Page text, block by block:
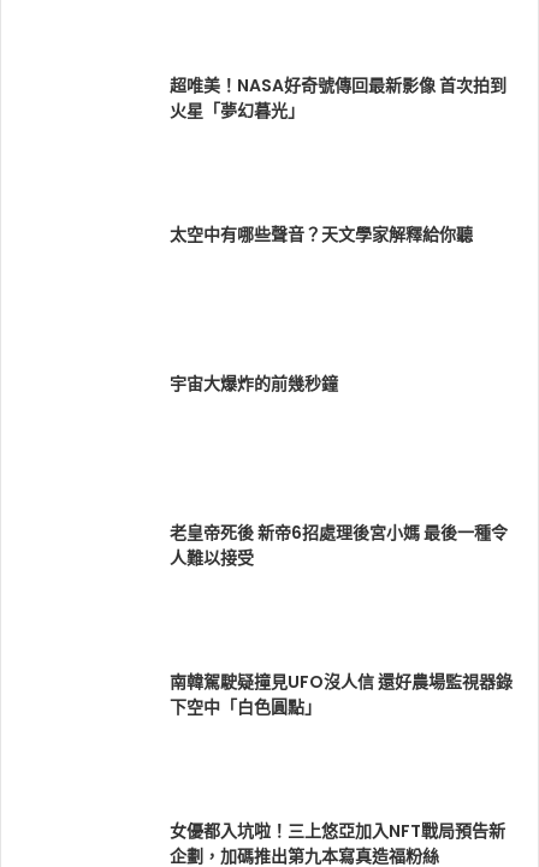
超唯美！NASA好奇號傳回最新影像 首次拍到
火星「夢幻暮光」
太空中有哪些聲音？天文學家解釋給你聽
宇宙大爆炸的前幾秒鐘
老皇帝死後 新帝6招處理後宮小媽 最後一種令
人難以接受
南韓駕駛疑撞見UFO沒人信 還好農場監視器錄
下空中「白色圓點」
女優都入坑啦！三上悠亞加入NFT戰局預告新
企劃，加碼推出第九本寫真造福粉絲